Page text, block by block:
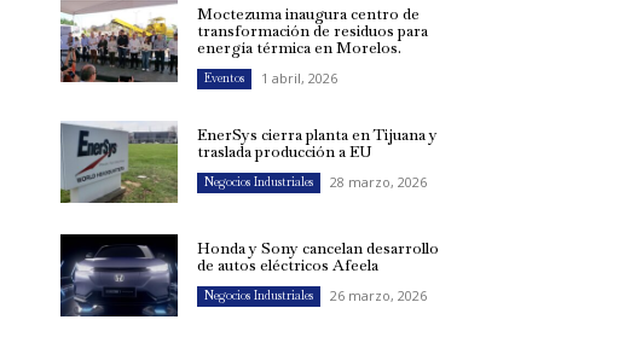
Moctezuma inaugura centro de
transformación de residuos para
energía térmica en Morelos.
Eventos 1 abril, 2026
EnerSys cierra planta en Tijuana y
traslada producción a EU
Negocios Industriales 28 marzo, 2026
Honda y Sony cancelan desarrollo
de autos eléctricos Afeela
Negocios Industriales 26 marzo, 2026